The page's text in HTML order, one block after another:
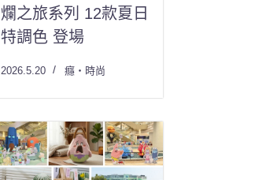
爛之旅系列 12款夏日
特調色 登場
2026.5.20 癮・時尚